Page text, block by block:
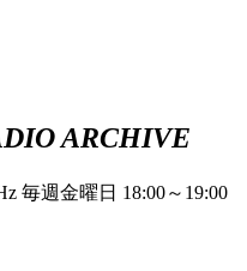
ARCHIVE